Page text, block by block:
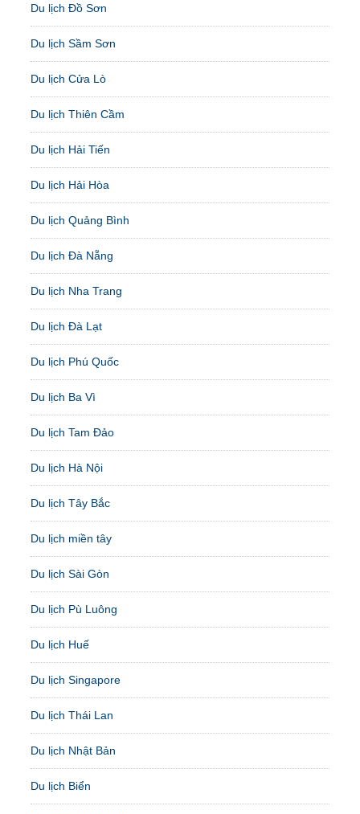
Du lịch Đồ Sơn
Du lịch Sầm Sơn
Du lịch Cửa Lò
Du lịch Thiên Cầm
Du lịch Hải Tiến
Du lịch Hải Hòa
Du lịch Quảng Bình
Du lịch Đà Nẵng
Du lịch Nha Trang
Du lịch Đà Lạt
Du lịch Phú Quốc
Du lịch Ba Vì
Du lịch Tam Đảo
Du lịch Hà Nội
Du lịch Tây Bắc
Du lịch miền tây
Du lịch Sài Gòn
Du lịch Pù Luông
Du lịch Huế
Du lịch Singapore
Du lịch Thái Lan
Du lịch Nhật Bản
Du lịch Biển